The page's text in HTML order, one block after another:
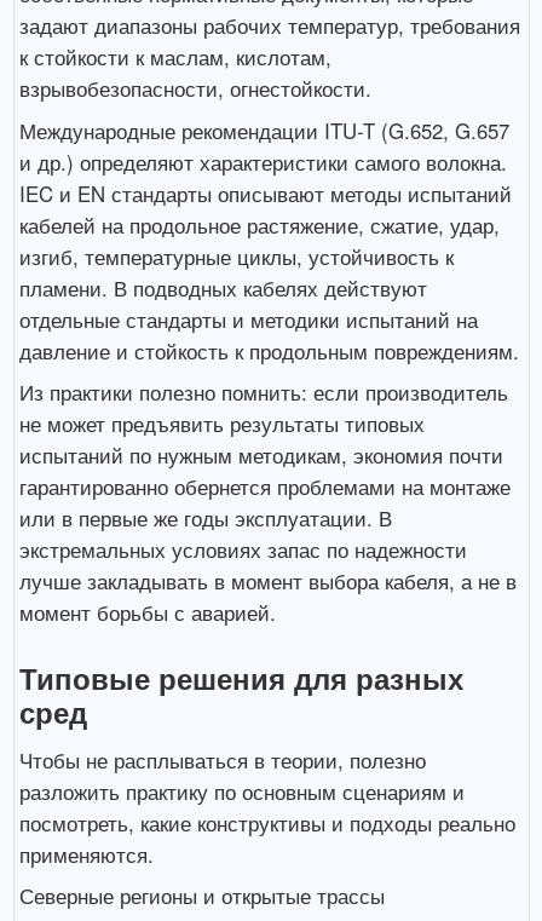
задают диапазоны рабочих температур, требования
к стойкости к маслам, кислотам,
взрывобезопасности, огнестойкости.
Международные рекомендации ITU-T (G.652, G.657
и др.) определяют характеристики самого волокна.
IEC и EN стандарты описывают методы испытаний
кабелей на продольное растяжение, сжатие, удар,
изгиб, температурные циклы, устойчивость к
пламени. В подводных кабелях действуют
отдельные стандарты и методики испытаний на
давление и стойкость к продольным повреждениям.
Из практики полезно помнить: если производитель
не может предъявить результаты типовых
испытаний по нужным методикам, экономия почти
гарантированно обернется проблемами на монтаже
или в первые же годы эксплуатации. В
экстремальных условиях запас по надежности
лучше закладывать в момент выбора кабеля, а не в
момент борьбы с аварией.
Типовые решения для разных
сред
Чтобы не расплываться в теории, полезно
разложить практику по основным сценариям и
посмотреть, какие конструктивы и подходы реально
применяются.
Северные регионы и открытые трассы